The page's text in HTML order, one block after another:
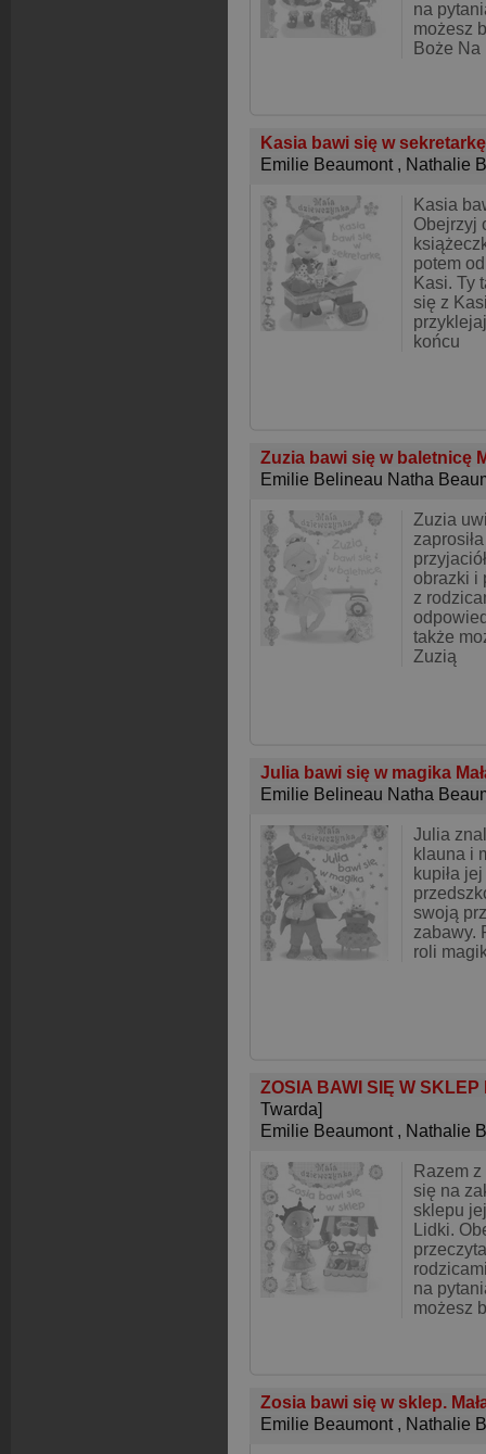
na
możesz
Boże Na
Kasia bawi się w
Emilie Beaumont , Nathalie
Kasia
Obejrzyj
potem
Kasi. Ty
się z
końcu
Zuzia bawi się w baletnicę
Emilie Belineau Natha
Zuzia
obrazki i
z
także
Zuzią
Julia bawi się w magika
Emilie Belineau Natha
Julia
klauna i
kupiła
swoją
zabawy.
roli
ZOSIA BAWI SIĘ W
Twarda]
Emilie Beaumont , Nathalie
Razem
się na
sklepu
Lidki.
na
możesz
Zosia bawi się w sklep.
Emilie Beaumont , Nathalie